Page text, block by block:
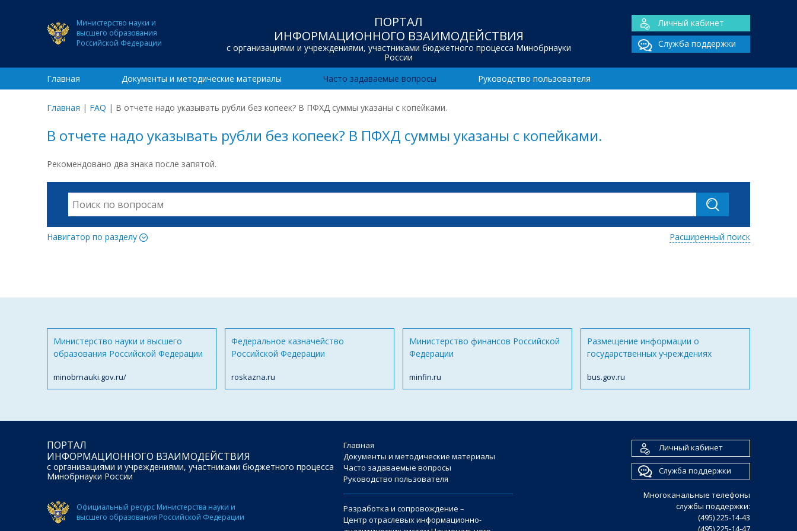
Министерство науки и
высшего образования
Российской Федерации
ПОРТАЛ
ИНФОРМАЦИОННОГО ВЗАИМОДЕЙСТВИЯ
с организациями и учреждениями, участниками бюджетного процесса Минобрнауки
России
Личный кабинет
Служба поддержки
Главная Документы и методические материалы Часто задаваемые вопросы Руководство пользователя
Главная | FAQ | В отчете надо указывать рубли без копеек? В ПФХД суммы указаны с копейками.
В отчете надо указывать рубли без копеек? В ПФХД суммы указаны с копейками.
Рекомендовано два знака после запятой.
Навигатор по разделу Расширенный поиск
Министерство науки и высшего
образования Российской Федерации
minobrnauki.gov.ru/
Федеральное казначейство
Российской Федерации
roskazna.ru
Министерство финансов Российской
Федерации
minfin.ru
Размещение информации о
государственных учреждениях
bus.gov.ru
ПОРТАЛ
ИНФОРМАЦИОННОГО ВЗАИМОДЕЙСТВИЯ
с организациями и учреждениями, участниками бюджетного процесса
Минобрнауки России
Официальный ресурс Министерства науки и
высшего образования Российской Федерации
Главная
Документы и методические материалы
Часто задаваемые вопросы
Руководство пользователя
Разработка и сопровождение –
Центр отраслевых информационно-
Личный кабинет
Служба поддержки
Многоканальные телефоны
службы поддержки:
(495) 225-14-43
(495) 225-14-47